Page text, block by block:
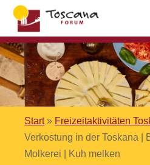
Start» Freizeitaktivitäten
Verkostung in der Toskana |
Molkerei | Kuh melken